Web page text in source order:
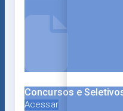
Concursos e
Acessar